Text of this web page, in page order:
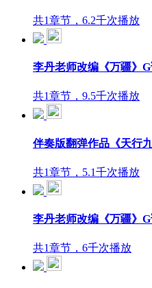
共1章节，6.2千次播放
李丹老师改编《万疆》
共1章节，9.5千次播放
伴奏版翻弹作品《天行
共1章节，5.1千次播放
李丹老师改编《万疆》
共1章节，6千次播放